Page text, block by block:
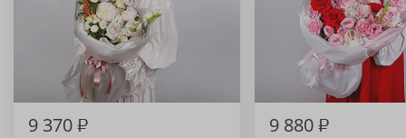
9 370₽ 9 880₽